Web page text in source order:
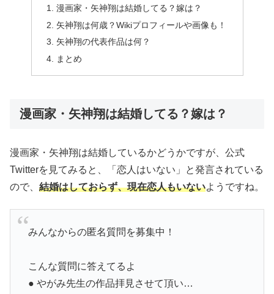
漫画家・矢神翔は結婚してる？嫁は？
矢神翔は何歳？Wikiプロフィールや画像も！
矢神翔の代表作品は何？
まとめ
漫画家・矢神翔は結婚してる？嫁は？
漫画家・矢神翔は結婚しているかどうかですが、公式
Twitterを見てみると、「恋人はいない」と発言されている
ので、 結婚はしておらず、現在恋人もいないようですね。
みんなからの匿名質問を募集中！
こんな質問に答えてるよ
● やがみ先生の作品拝見させて頂い…